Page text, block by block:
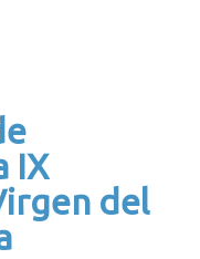
IX
del